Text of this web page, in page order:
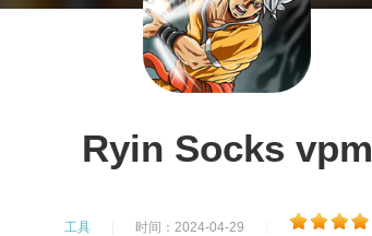
Ryin Socks vpm
工具 时间：2024-04-29